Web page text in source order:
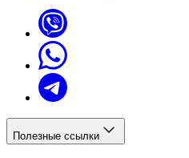
Полезные ссылки